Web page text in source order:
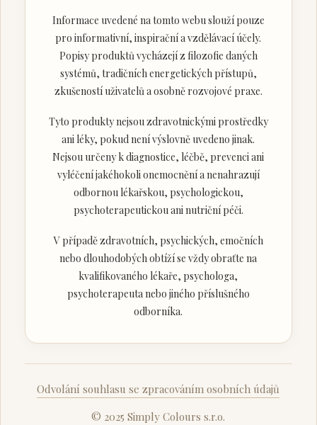
Informace uvedené na tomto webu slouží pouze
pro informativní, inspirační a vzdělávací účely.
Popisy produktů vycházejí z filozofie daných
systémů, tradičních energetických přístupů,
zkušeností uživatelů a osobně rozvojové praxe.
Tyto produkty nejsou zdravotnickými prostředky
ani léky, pokud není výslovně uvedeno jinak.
Nejsou určeny k diagnostice, léčbě, prevenci ani
vyléčení jakéhokoli onemocnění a nenahrazují
odbornou lékařskou, psychologickou,
psychoterapeutickou ani nutriční péči.
V případě zdravotních, psychických, emočních
nebo dlouhodobých obtíží se vždy obraťte na
kvalifikovaného lékaře, psychologa,
psychoterapeuta nebo jiného příslušného
odborníka.
Odvolání souhlasu se zpracováním osobních údajů
© 2025 Simply Colours s.r.o.